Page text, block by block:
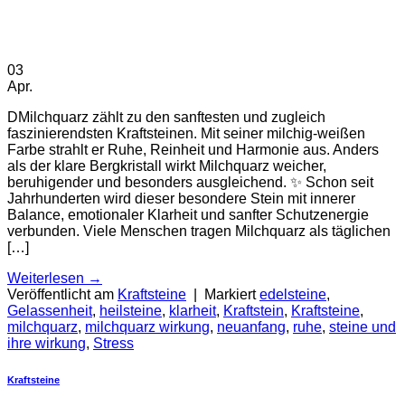
03
Apr.
DMilchquarz zählt zu den sanftesten und zugleich
faszinierendsten Kraftsteinen. Mit seiner milchig-weißen
Farbe strahlt er Ruhe, Reinheit und Harmonie aus. Anders
als der klare Bergkristall wirkt Milchquarz weicher,
beruhigender und besonders ausgleichend. ✨ Schon seit
Jahrhunderten wird dieser besondere Stein mit innerer
Balance, emotionaler Klarheit und sanfter Schutzenergie
verbunden. Viele Menschen tragen Milchquarz als täglichen
[…]
Weiterlesen →
Veröffentlicht am Kraftsteine Markiertedelsteine,
Gelassenheit, heilsteine, klarheit, Kraftstein, Kraftsteine,
milchquarz, milchquarz wirkung, neuanfang, ruhe, steine und
ihre wirkung, Stress
Kraftsteine